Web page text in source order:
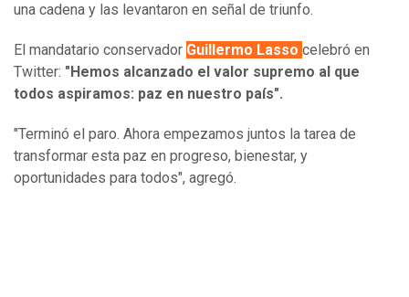
una cadena y las levantaron en señal de triunfo.
El mandatario conservador Guillermo Lasso celebró en
Twitter: "Hemos alcanzado el valor supremo al que
todos aspiramos: paz en nuestro país".
"Terminó el paro. Ahora empezamos juntos la tarea de
transformar esta paz en progreso, bienestar, y
oportunidades para todos", agregó.